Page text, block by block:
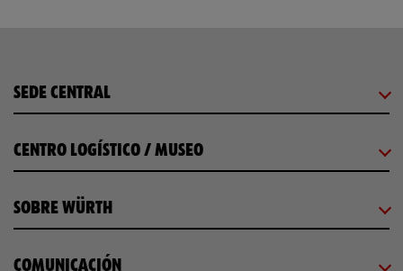
SEDE CENTRAL
CENTRO LOGÍSTICO / MUSEO
SOBRE WÜRTH
COMUNICACIÓN